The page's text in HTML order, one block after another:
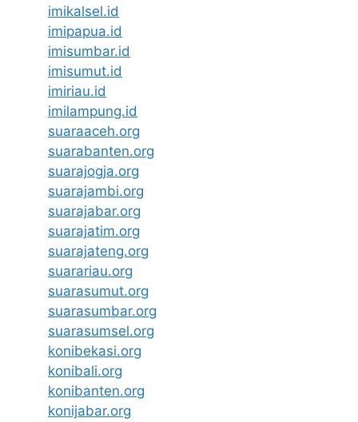
imikalsel.id
imipapua.id
imisumbar.id
imisumut.id
imiriau.id
imilampung.id
suaraaceh.org
suarabanten.org
suarajogja.org
suarajambi.org
suarajabar.org
suarajatim.org
suarajateng.org
suarariau.org
suarasumut.org
suarasumbar.org
suarasumsel.org
konibekasi.org
konibali.org
konibanten.org
konijabar.org